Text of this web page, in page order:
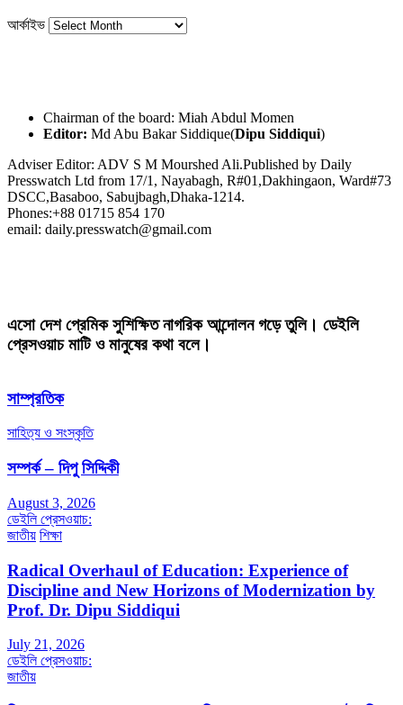
আর্কাইভ
Chairman of the board: Miah Abdul Momen
Editor: Md Abu Bakar Siddique(Dipu Siddiqui)
Adviser Editor: ADV S M Mourshed Ali.Published by Daily
Presswatch Ltd from 17/1, Nayabagh, R#01,Dakhingaon, Ward#73
DSCC,Basaboo, Sabujbagh,Dhaka-1214.
Phones:+88 01715 854 170
email: daily.presswatch@gmail.com
এসো দেশ প্রেমিক সুশিক্ষিত নাগরিক আন্দোলন গড়ে তুলি। ডেইলি
প্রেসওয়াচ মাটি ও মানুষের কথা বলে।
সাম্প্রতিক
সাহিত্য ও সংস্কৃতি
সম্পর্ক – দিপু সিদ্দিকী
August 3, 2026
ডেইলি প্রেসওয়াচ:
জাতীয় শিক্ষা
Radical Overhaul of Education: Experience of
Discipline and New Horizons of Modernization by
Prof. Dr. Dipu Siddiqui
July 21, 2026
ডেইলি প্রেসওয়াচ:
জাতীয়